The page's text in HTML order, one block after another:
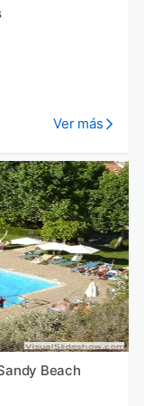
Ver más
Beach